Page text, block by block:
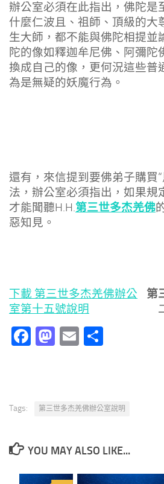
辦公室必須在此指出，佛陀是
什麼仁波且、祖師、頂級的大
生大師，都不能與佛陀相提並
陀的像如釋迦牟尼佛、阿彌陀
換成自己的像，更何況這些普
為是無疑的妖魔行為。
還有，來信提到要佛弟子購買
法，辦公室必須指出，如果規
才能聞聽H.H.第三世多杰羌佛
惡知見。
第
下載 第三世多杰羌佛辦公
室第十五號說明
Facebook
Mastodon
Email
Tags: 第三世多杰羌佛辦公室說明
YOU MAY ALSO LIKE...